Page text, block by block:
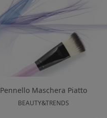
Pennello Maschera Piatto
BEAUTY&TRENDS